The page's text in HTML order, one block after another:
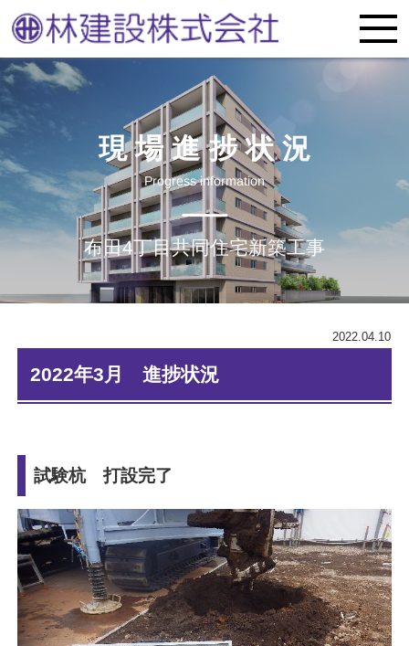
現場進捗状況
Progress information
布田4丁目共同住宅新築工事
2022.04.10
2022年3月 進捗状況
試験杭 打設完了